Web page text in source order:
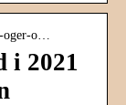
oger-o…
i 2021